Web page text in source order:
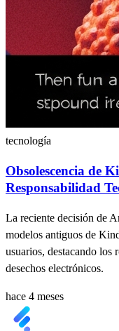
tecnología
Obsolescencia de
Responsabilidad
La reciente decisión de
modelos antiguos de
usuarios, destacando los
desechos electrónicos.
hace 4 meses